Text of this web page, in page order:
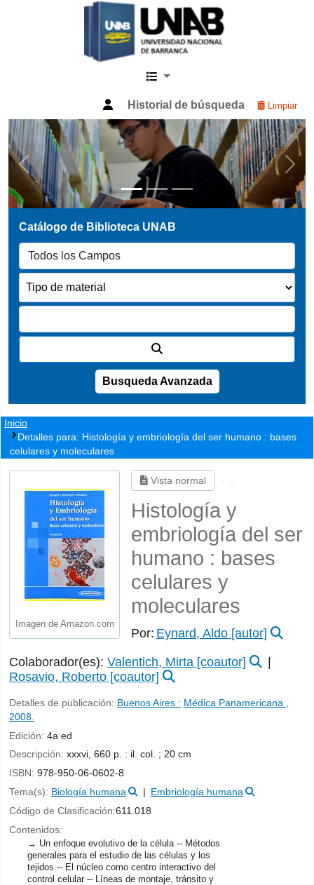
Catalogo Web UNAB
Historial de búsqueda Limpiar
Previous Next
Busqueda Avanzada
Inicio
Detalles para: Histología y embriología del ser humano : bases
celulares y moleculares
Imagen de Amazon.com
Vista normal
Histología y
embriología del ser
humano : bases
celulares y
moleculares
Por: Eynard, Aldo [autor]
Colaborador(es): Valentich, Mirta [coautor]
Rosavio, Roberto [coautor]
Detalles de publicación: Buenos Aires : Médica Panamericana ,
2008.
Edición: 4a ed
Descripción: xxxvi, 660 p. : il. col. ; 20 cm
ISBN: 978-950-06-0602-8
Tema(s): Biología humana
Embriología humana
Código de Clasificación:611.018
Contenidos:
Un enfoque evolutivo de la célula -- Métodos
generales para el estudio de las células y los
tejidos -- El núcleo como centro interactivo del
control celular -- Líneas de montaje, tránsito y